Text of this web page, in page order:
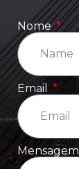
Nome
Email
Mensagem